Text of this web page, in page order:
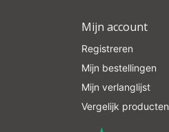
Mijn account
Registreren
Mijn bestellingen
Mijn verlanglijst
Vergelijk producten